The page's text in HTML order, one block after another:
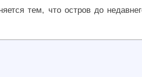
тем, что остров до